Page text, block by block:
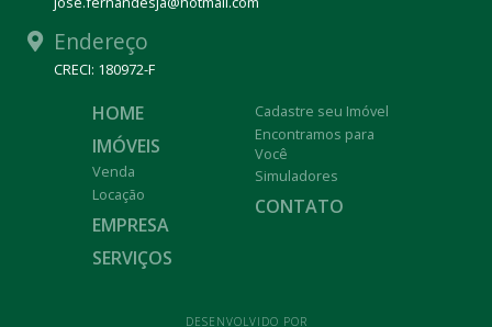
Endereço
CRECI: 180972-F
HOME
IMÓVEIS
Venda
Locação
EMPRESA
SERVIÇOS
Cadastre seu Imóvel
Encontramos para
Você
Simuladores
CONTATO
DESENVOLVIDO POR